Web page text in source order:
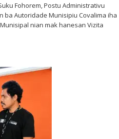
Fohorem, Postu Administrativu
ba Autoridade Munisipiu Covalima iha
nian mak hanesan Vizita